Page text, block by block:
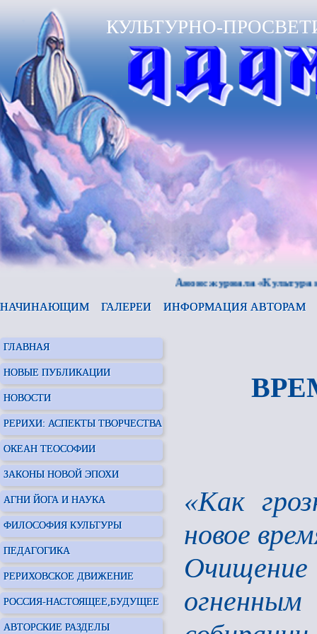
КУЛЬТУРНО-
Анонс журнала «Культура и
НАЧИНАЮЩИМ ГАЛЕРЕИ ИНФОРМАЦИЯ АВТОРАМ
ГЛАВНАЯ
НОВЫЕ ПУБЛИКАЦИИ
НОВОСТИ
РЕРИХИ: АСПЕКТЫ ТВОРЧЕСТВА
ОКЕАН ТЕОСОФИИ
ЗАКОНЫ НОВОЙ ЭПОХИ
АГНИ ЙОГА И НАУКА
ФИЛОСОФИЯ КУЛЬТУРЫ
ПЕДАГОГИКА
РЕРИХОВСКОЕ ДВИЖЕНИЕ
РОССИЯ-НАСТОЯЩЕЕ,БУДУЩЕЕ
АВТОРСКИЕ РАЗДЕЛЫ
«Как
новое